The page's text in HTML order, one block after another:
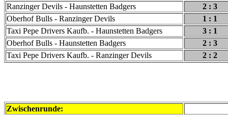
Ranzinger Devils - Haunstetten Badgers
2 : 3
Oberhof Bulls - Ranzinger Devils
1 : 1
Taxi Pepe Drivers Kaufb. - Haunstetten Badgers
3 : 1
Oberhof Bulls - Haunstetten Badgers
2 : 3
Taxi Pepe Drivers Kaufb. - Ranzinger Devils
2 : 2
Zwischenrunde: